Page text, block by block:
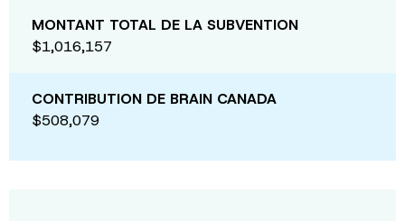
MONTANT TOTAL DE LA SUBVENTION
$1,016,157
CONTRIBUTION DE BRAIN CANADA
$508,079